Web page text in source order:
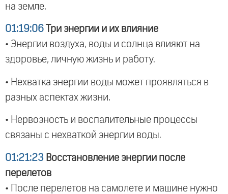
на земле.
01:19:06 Три энергии и их влияние
• Энергии воздуха, воды и солнца влияют на
здоровье, личную жизнь и работу.
• Нехватка энергии воды может проявляться в
разных аспектах жизни.
• Нервозность и воспалительные процессы
связаны с нехваткой энергии воды.
01:21:23 Восстановление энергии после
перелетов
• После перелетов на самолете и машине нужно